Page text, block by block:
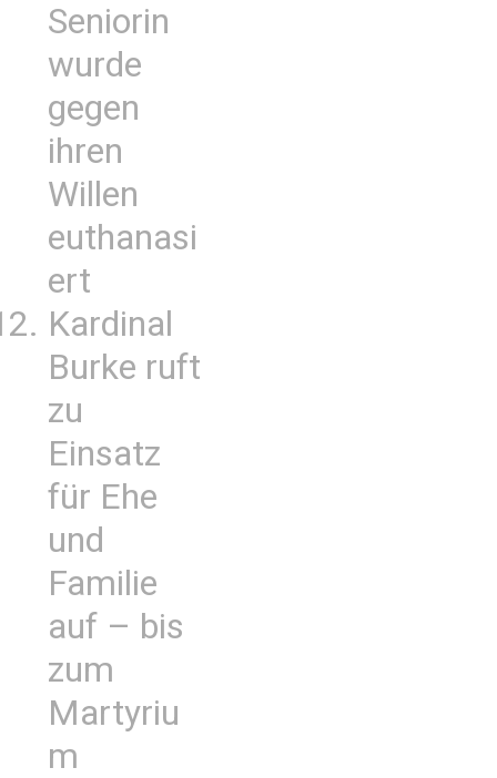
Seniorin
wurde
gegen
ihren
Willen
euthanasi
ert
Kardinal
Burke ruft
zu
Einsatz
für Ehe
und
Familie
auf – bis
zum
Martyriu
m